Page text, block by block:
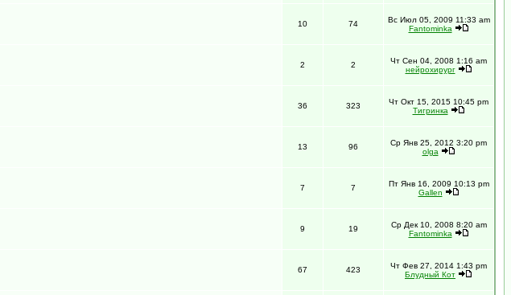
10 74
Вс Июл 05, 2009 11:33 am
Fantominka
2 2
Чт Сен 04, 2008 1:16 am
нейрохирург
36 323
Чт Окт 15, 2015 10:45 pm
Тигринка
13 96
Ср Янв 25, 2012 3:20 pm
olga
7 7
Пт Янв 16, 2009 10:13 pm
Gallen
9 19
Ср Дек 10, 2008 8:20 am
Fantominka
67 423
Чт Фев 27, 2014 1:43 pm
Блудный Кот